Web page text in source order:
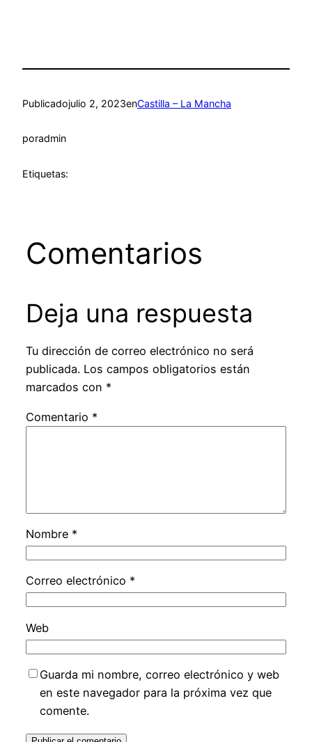
Publicadojulio 2, 2023enCastilla – La Mancha
poradmin
Etiquetas:
Comentarios
Deja una respuesta
Tu dirección de correo electrónico no será
publicada. Los campos obligatorios están
marcados con *
Comentario *
Nombre *
Correo electrónico *
Web
Guarda mi nombre, correo electrónico y web
en este navegador para la próxima vez que
comente.